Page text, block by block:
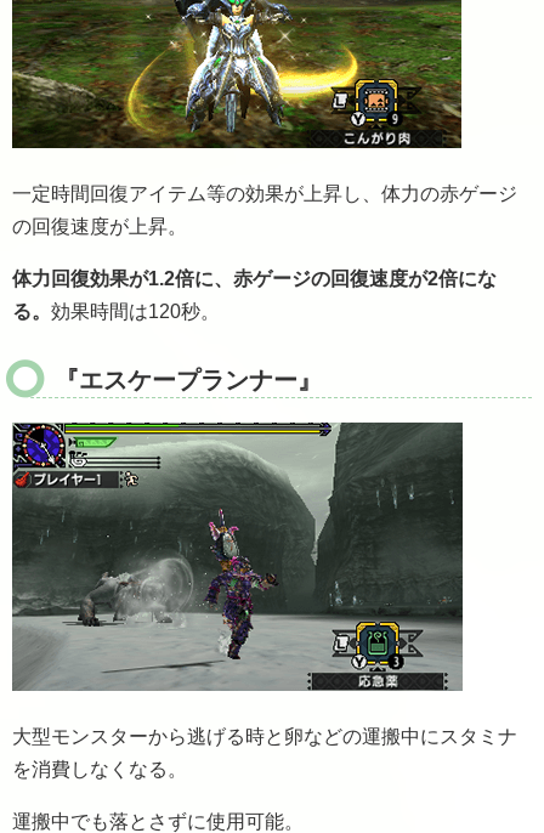
一定時間回復アイテム等の効果が上昇し、体力の赤ゲージ
の回復速度が上昇。
体力回復効果が1.2倍に、赤ゲージの回復速度が2倍にな
る。 効果時間は120秒。
『エスケープランナー』
大型モンスターから逃げる時と卵などの運搬中にスタミナ
を消費しなくなる。
運搬中でも落とさずに使用可能。